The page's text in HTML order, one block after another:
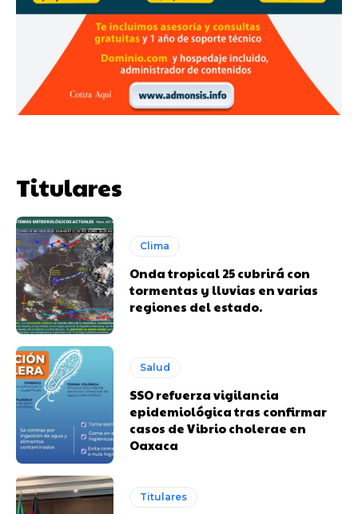
Titulares
Clima
Onda tropical 25 cubrirá con
tormentas y lluvias en varias
regiones del estado.
Salud
SSO refuerza vigilancia
epidemiológica tras confirmar
casos de Vibrio cholerae en
Oaxaca
Titulares